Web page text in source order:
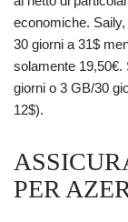
economiche.
30 giorni a 31$
solamente 19,50€.
giorni o 3 GB/30
12$).
PER